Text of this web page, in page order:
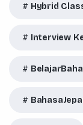
Hybrid
Interview